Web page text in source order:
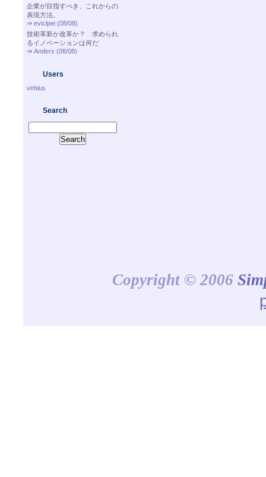
企業が目指すべき、これからの
表現方法。
⇒ eviclpei (08/08)
技術革新か改革か？ 求められ
るイノベーションは何だ
⇒ Anders (08/08)
Users
virbius
Search
Copyright © 2006